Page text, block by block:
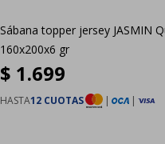
Sábana topper jersey JASMIN
160x200x6 gr
$ 1.699
HASTA12 CUOTAS | |